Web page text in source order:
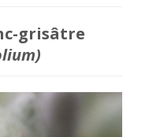
grisâtre